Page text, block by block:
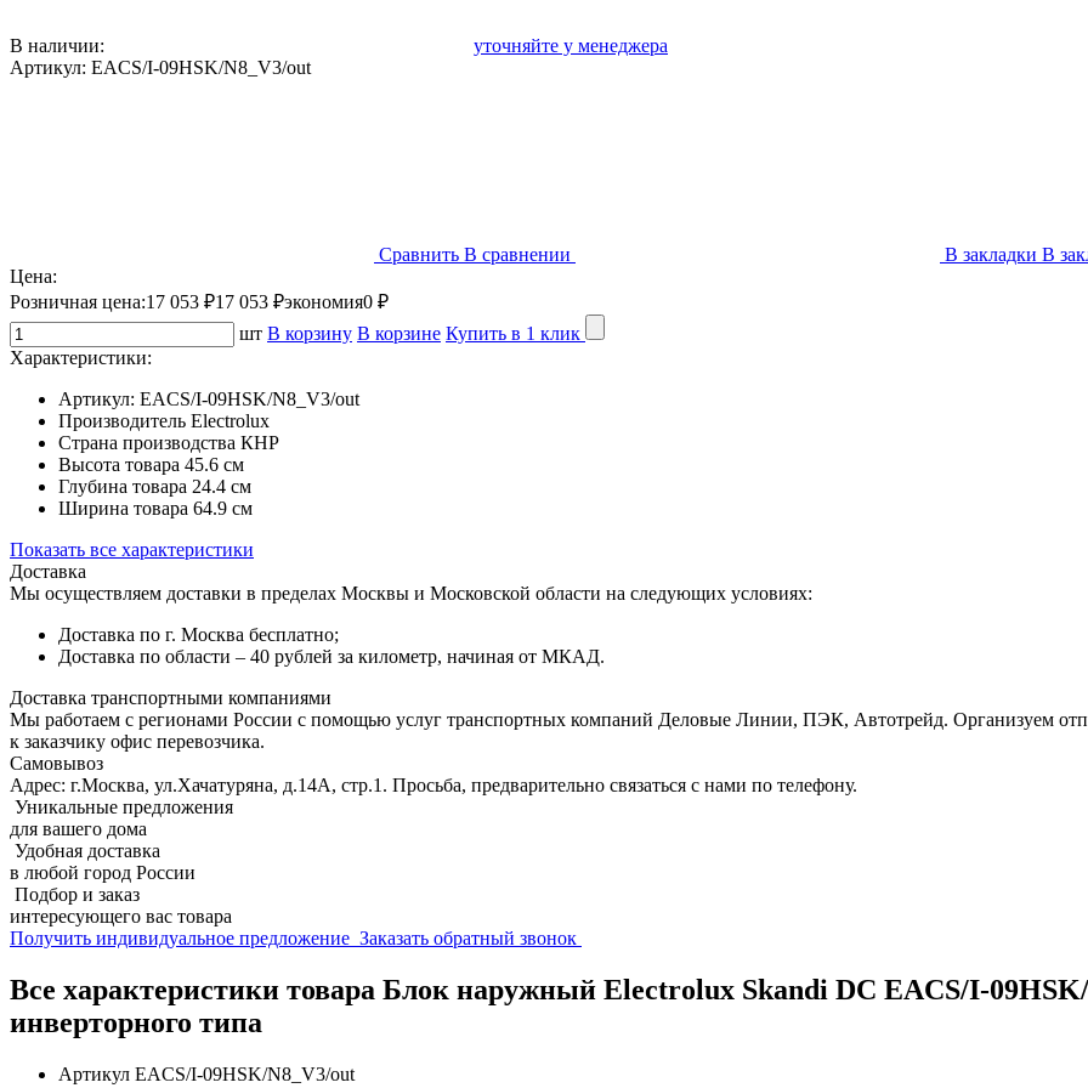
В наличии:
уточняйте у менеджера
Артикул: EACS/I-09HSK/N8_V3/out
Сравнить В сравнении В закладки В
Цена:
Розничная цена:17 053 ₽17 053 ₽экономия0 ₽
шт В корзину В корзине Купить в 1 клик
Характеристики:
Артикул: EACS/I-09HSK/N8_V3/out
Производитель Electrolux
Страна производства КНР
Высота товара 45.6 см
Глубина товара 24.4 см
Ширина товара 64.9 см
Показать все характеристики
Доставка
Мы осуществляем доставки в пределах Москвы и Московской области на следующих условиях:
Доставка по г. Москва бесплатно;
Доставка по области – 40 рублей за километр, начиная от МКАД.
Доставка транспортными компаниями
Мы работаем с регионами России с помощью услуг транспортных компаний Деловые Линии, ПЭК, Автотрейд. Организуем
к заказчику офис перевозчика.
Самовывоз
Адрес: г.Москва, ул.Хачатуряна, д.14А, стр.1. Просьба, предварительно связаться с нами по телефону.
Уникальные предложения
для вашего дома
Удобная доставка
в любой город России
Подбор и заказ
интересующего вас товара
Получить индивидуальное предложение Заказать обратный звонок
Все характеристики товара Блок наружный Electrolux Skandi DC EACS/I-
инверторного типа
Артикул EACS/I-09HSK/N8_V3/out